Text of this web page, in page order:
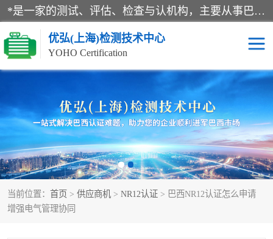
*是一家的测试、评估、检查与认机构，主要从事巴西NR10认证、NR12认证、NR13认证；ANATEL认证、INMTRO认证，欧盟CE认证：MD认证，PED认证，MID认证，ATEX认证，德国蓝色天使认证。
优弘(上海)检测技术中心
YOHO Certification
当前位置： 首页 > 供应商机 > NR12认证 > 巴西NR12认证怎么申请
增强电气管理协同
RECYCLASS认证 NR10认证
NR12认证 NR13认证
ART认证 巴西NR认证
巴西认证 RETIE认证